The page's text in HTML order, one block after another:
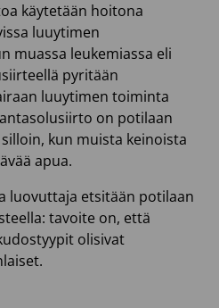
käytetään hoitona
luuytimen
muassa leukemiassa eli
pyritään
luuytimen toiminta
on potilaan
kun muista keinoista
apua.
luovuttaja etsitään potilaan
tavoite on, että
olisivat